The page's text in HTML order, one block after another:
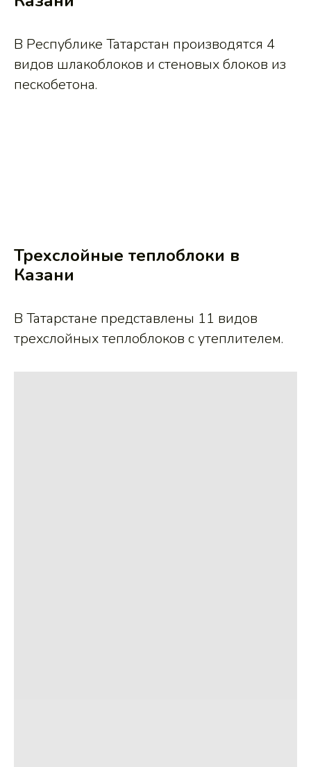
В Республике Татарстан производятся 4
видов шлакоблоков и стеновых блоков из
пескобетона.
Трехслойные теплоблоки в
Казани
В Татарстане представлены 11 видов
трехслойных теплоблоков с утеплителем.